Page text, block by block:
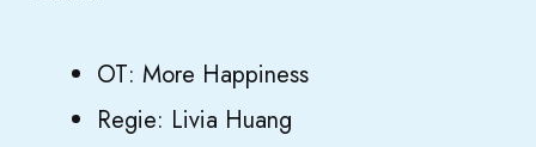
OT: More Happiness
Regie: Livia Huang